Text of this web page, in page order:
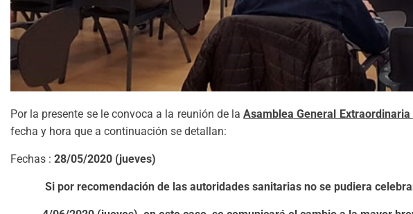
Por la presente se le convoca a la reunión de laAsamblea General Extraordinaria
fecha y hora que a continuación se detallan:
Fechas : 28/05/2020 (jueves)
Si por recomendación de las autoridades sanitarias no se pudiera